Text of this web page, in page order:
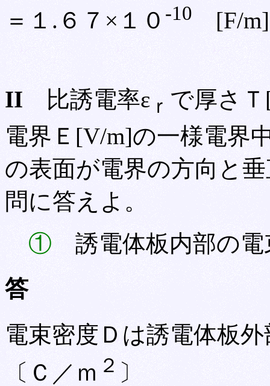
＝１.６７×１０ -10 [F/m]
II 比誘電率ε ｒ で厚さ
電界Ｅ[V/m]の一様電界
の表面が電界の方向と
問に答えよ。
① 誘電体板内部の電
答
電束密度Ｄは誘電体板
〔Ｃ／ｍ ２〕